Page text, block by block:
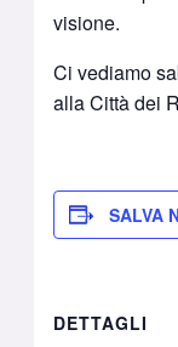
visione.
Ci vediamo
alla Città dei
SALVA
DETTAGLI